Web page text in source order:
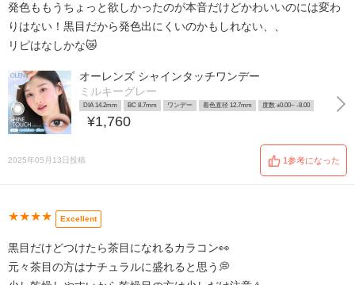
発色ももうちょっと欲しかったのが本音だけどかわいいのには変わ
りはない！黒目だから発色出にくいのかもしれない、、
リピはなしかな😿
オーレンズ シャインタッチワンデー
ミルキーグレー
DIA 14.2mm BC 8.7mm ワンデー 着色直径 12.7mm 度数 ±0.00~ -8.00
¥1,760
2025年05月13日投稿 1参考になった
★★★★ Excellent
黒目だけどつけたら茶目になれるカラコン👀
元々茶目の方はナチュラルに盛れると思う💭